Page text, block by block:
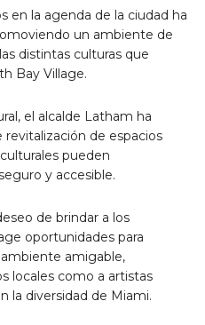
en la agenda de la ciudad ha
un ambiente de
distintas culturas que
Bay Village.
el alcalde Latham ha
de espacios
pueden
y accesible.
de brindar a los
oportunidades para
amigable,
locales como a artistas
la diversidad de Miami.